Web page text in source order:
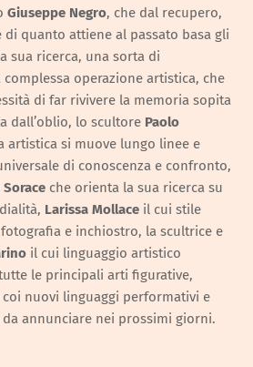
Giuseppe Negro, che dal recupero,
quanto attiene al passato basa gli
sua ricerca, una sorta di
operazione artistica, che
di far rivivere la memoria sopita
dall’oblio, lo scultore Paolo
artistica si muove lungo linee e
di conoscenza e confronto,
Sorace che orienta la sua ricerca su
Larissa Mollace il cui stile
e inchiostro, la scultrice e
il cui linguaggio artistico
le principali arti figurative,
nuovi linguaggi performativi e
annunciare nei prossimi giorni.